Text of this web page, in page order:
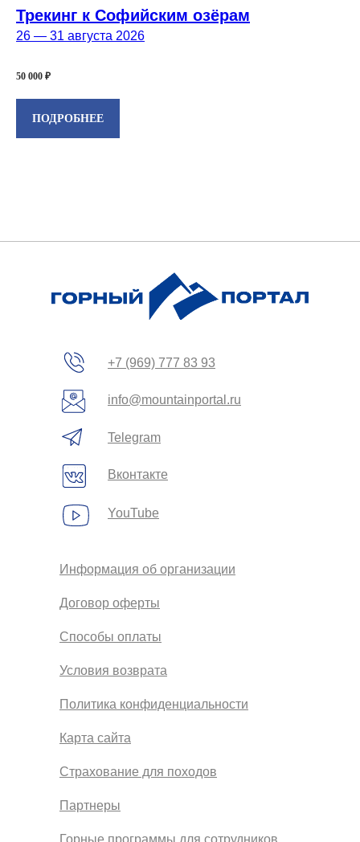
Трекинг к Софийским озёрам
26 — 31 августа 2026
50 000 ₽
ПОДРОБНЕЕ
info@mountainportal.ru
Политика конфиденциальности
Договор оферты
Способы оплаты
Условия возврата
Информация об организации
+7 (969) 777 83 93
Telegram
Вконтакте
YouTube
Карта сайта
Партнеры
Страхование для походов
Горные программы для сотрудников
❯